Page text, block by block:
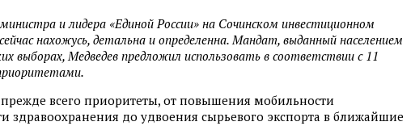
и лидера «Единой России» на Сочинском инвестиционном
нахожусь, детальна и определенна. Мандат, выданный населением
выборах, Медведев предложил использовать в соответствии с 11
прежде всего приоритеты, от повышения мобильности
здравоохранения до удвоения сырьевого экспорта в ближайшие